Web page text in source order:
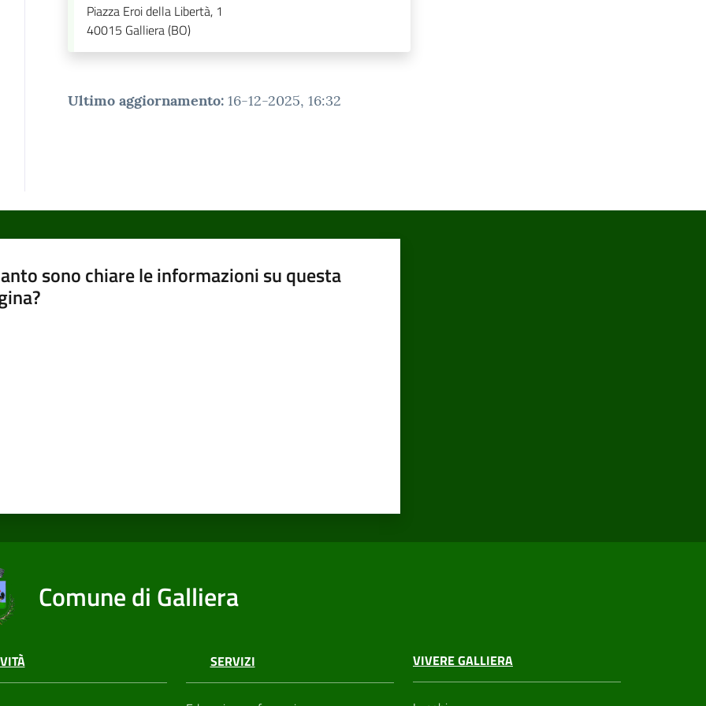
Piazza Eroi della Libertà, 1
40015 Galliera (BO)
Ultimo aggiornamento: 16-12-2025, 16:32
sono chiare le informazioni su questa
Comune di Galliera
SERVIZI VIVERE GALLIERA